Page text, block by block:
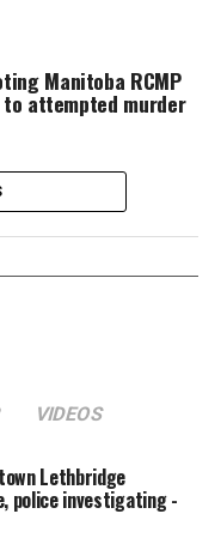
Manitoba RCMP
attempted murder
VIDEOS
Lethbridge
police investigating -